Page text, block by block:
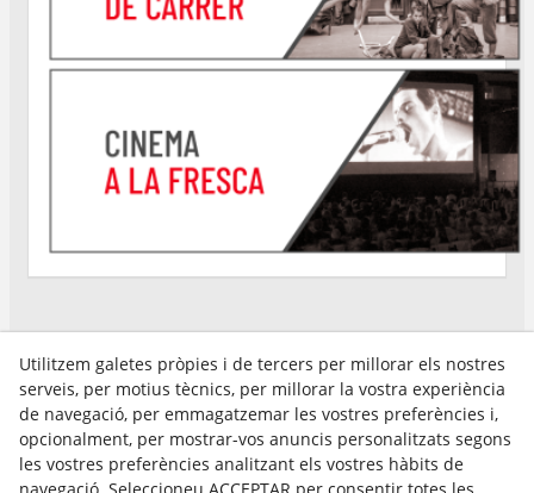
Avís Legal
Política Cookies
Política de Privacitat
Utilitzem galetes pròpies i de tercers per millorar els nostres
serveis, per motius tècnics, per millorar la vostra experiència
de navegació, per emmagatzemar les vostres preferències i,
opcionalment, per mostrar-vos anuncis personalitzats segons
les vostres preferències analitzant els vostres hàbits de